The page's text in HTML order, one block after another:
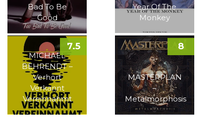
Bad To Be
Good
Year Of The
Monkey
MICHAEL
BEHRENDT –
Verhört
Verkannt
Vereinnahmt
7.5
MASTERPLAN
–
Metalmorphosis
8